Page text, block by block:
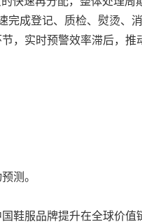
成登记、质检、熨烫、
，实时预警效率滞后，
测。
鞋服品牌提升在全球价